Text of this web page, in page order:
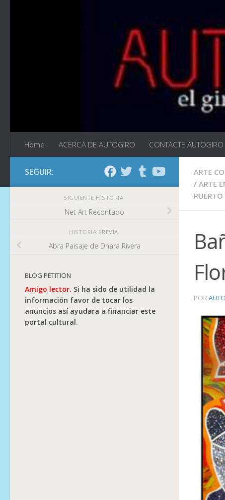
Home ACERCA DE AUTOGIRO CONTACTE AUTOGIRO
ARTE
/ ARTE
PUERTO
POR
SEGUIR:
SIGUIENTE HISTORIA
Net Art Recontado
HISTORIA PREVIA
Abra Paisaje de Dhara Rivera
BLOG PETITION
Amigo lector. Si ha sido de utilidad la
información favor de tocar los
anuncios así ayudara a financiar este
portal cultural.